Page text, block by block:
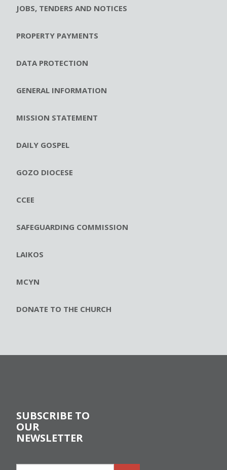
JOBS, TENDERS AND NOTICES
PROPERTY PAYMENTS
DATA PROTECTION
GENERAL INFORMATION
MISSION STATEMENT
DAILY GOSPEL
GOZO DIOCESE
CCEE
SAFEGUARDING COMMISSION
LAIKOS
MCYN
DONATE TO THE CHURCH
SUBSCRIBE TO
OUR
NEWSLETTER